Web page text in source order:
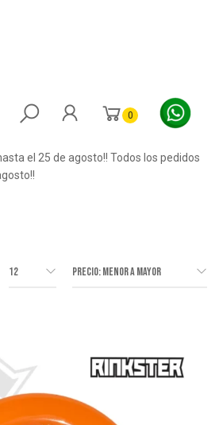
0
el 25 de agosto!! Todos los pedidos
12 Precio: Menor a Mayor